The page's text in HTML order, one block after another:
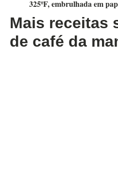
325ºF, embrulhada em
Mais receitas
de café da